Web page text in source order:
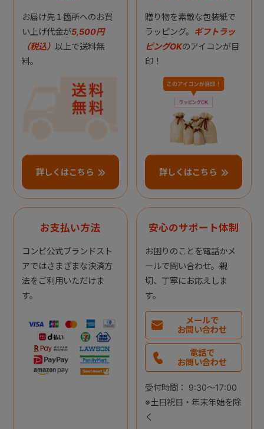
お届け先１箇所へのお買
い上げ代金が5,500円
（税込） 以上で送料無
料。
詳しくはこちら
贈り物を素敵な包装紙で
ラッピング。 ギフトラッ
ピングOKのアイコンが目
印！
詳しくはこちら
お支払い方法
コンビ公式ブランドスト
アではさまざまな決済方
法をご利用いただけま
す。
安心のサポート体制
お困りのことを電話かメ
ールで問い合わせ。親
切、丁寧にお応えしま
す。
メールで
お問い合わせ
電話で
お問い合わせ
受付時間： 9:30～17:00
※土日祝日・年末年始を除
く